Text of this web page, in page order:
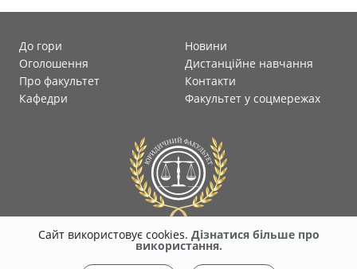
До гори
Новини
Оголошення
Дистанційне навчання
Про факультет
Контакти
Кафедри
Факультет у соцмережах
faculty-law-polytec.stu.cn.ua Всі права захищені. Несанкціоноване
Сайт використовує cookies. Дізнатися більше про
використання.